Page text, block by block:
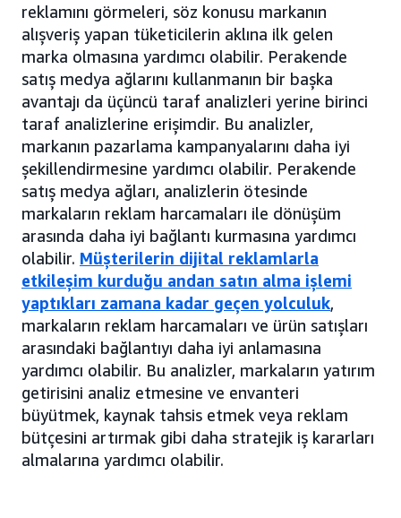
reklamını görmeleri, söz konusu markanın
alışveriş yapan tüketicilerin aklına ilk gelen
marka olmasına yardımcı olabilir. Perakende
satış medya ağlarını kullanmanın bir başka
avantajı da üçüncü taraf analizleri yerine birinci
taraf analizlerine erişimdir. Bu analizler,
markanın pazarlama kampanyalarını daha iyi
şekillendirmesine yardımcı olabilir. Perakende
satış medya ağları, analizlerin ötesinde
markaların reklam harcamaları ile dönüşüm
arasında daha iyi bağlantı kurmasına yardımcı
olabilir. Müşterilerin dijital reklamlarla
etkileşim kurduğu andan satın alma işlemi
yaptıkları zamana kadar geçen yolculuk,
markaların reklam harcamaları ve ürün satışları
arasındaki bağlantıyı daha iyi anlamasına
yardımcı olabilir. Bu analizler, markaların yatırım
getirisini analiz etmesine ve envanteri
büyütmek, kaynak tahsis etmek veya reklam
bütçesini artırmak gibi daha stratejik iş kararları
almalarına yardımcı olabilir.